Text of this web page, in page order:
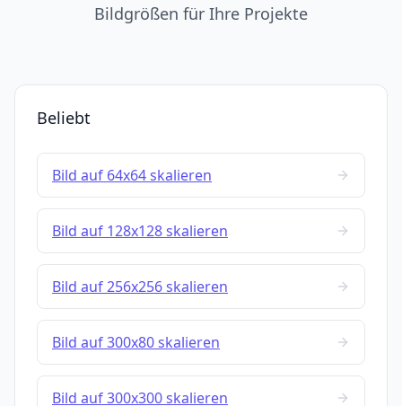
Bildgrößen für Ihre Projekte
Beliebt
Bild auf 64x64 skalieren
Bild auf 128x128 skalieren
Bild auf 256x256 skalieren
Bild auf 300x80 skalieren
Bild auf 300x300 skalieren